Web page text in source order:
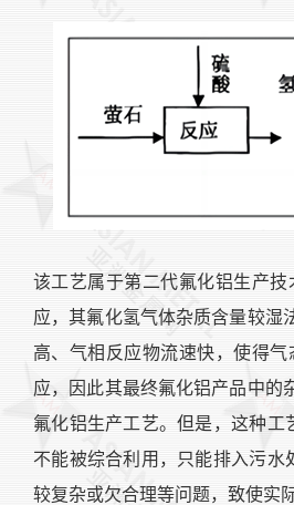
该工艺属于第二代氟化铝生产
应，其氟化氢气体杂质含量较湿
高、气相反应物流速快，使得
应，因此其最终氟化铝产品中的
氟化铝生产工艺。但是，这种
不能被综合利用，只能排入污水
较复杂或欠合理等问题，致使实